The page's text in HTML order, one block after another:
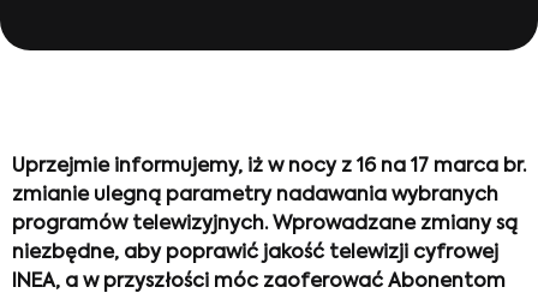
Uprzejmie informujemy, iż w nocy z 16 na 17 marca br.
zmianie ulegną parametry nadawania wybranych
programów telewizyjnych. Wprowadzane zmiany są
niezbędne, aby poprawić jakość telewizji cyfrowej
INEA, a w przyszłości móc zaoferować Abonentom